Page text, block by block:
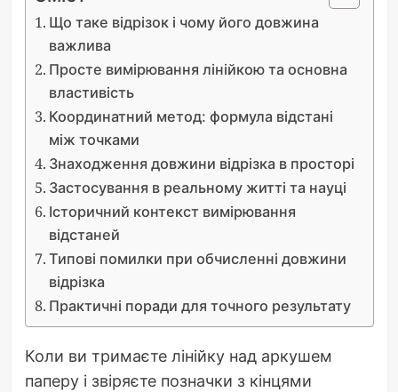
Що таке відрізок і чому його довжина
важлива
Просте вимірювання лінійкою та основна
властивість
Координатний метод: формула відстані
між точками
Знаходження довжини відрізка в просторі
Застосування в реальному житті та науці
Історичний контекст вимірювання
відстаней
Типові помилки при обчисленні довжини
відрізка
Практичні поради для точного результату
Коли ви тримаєте лінійку над аркушем
паперу і звіряєте позначки з кінцями